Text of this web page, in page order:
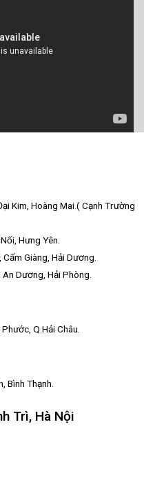
Kim, Hoàng Mai.( Cạnh Trường
Hưng Yên.
Giàng, Hải Dương.
Dương, Hải Phòng.
Q.Hải Châu.
Bình Thạnh.
Trì, Hà Nội